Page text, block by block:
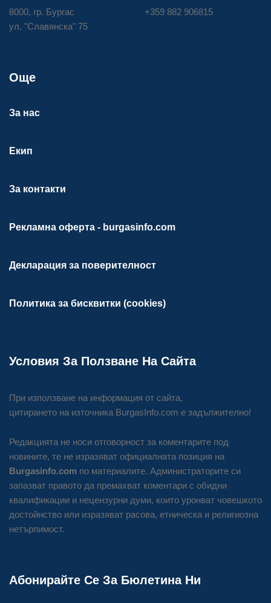
8000, гр. Бургас
ул. "Славянска" 75
+359 882 906815
Още
За нас
Екип
За контакти
Рекламна оферта - burgasinfo.com
Декларация за поверителност
Политика за бисквитки (cookies)
Условия За Ползване На Сайта
При използване на информация от сайта,
цитирането на източника BurgasInfo.com е задължително!
Редакцията не носи отговорност за коментарите под
новините, те не изразяват официалната позиция на
Burgasinfo.com по материалите. Администраторите си
запазват правото да премахват коментари с обидни
квалификации и нецензурни думи, които уронват човешкото
достойнство или изразяват расова, етническа и религиозна
нетърпимост.
Абонирайте Се За Бюлетина Ни